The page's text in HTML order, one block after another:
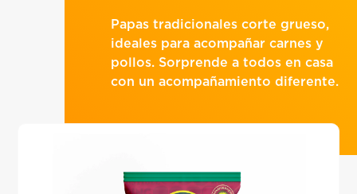
Papas tradicionales corte grueso,
ideales para acompañar carnes y
pollos. Sorprende a todos en casa
con un acompañamiento diferente.